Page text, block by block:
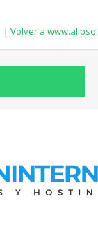
| Volver a